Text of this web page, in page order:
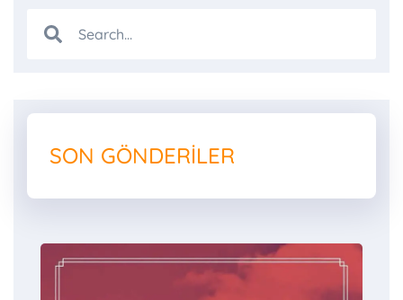
SON GÖNDERILER